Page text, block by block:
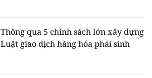
Thông qua 5 chính sách lớn xây dựng
Luật giao dịch hàng hóa phái sinh